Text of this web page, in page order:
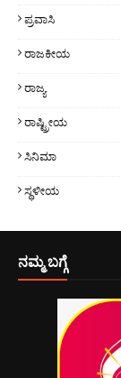
ಪ್ರವಾಸಿ
ರಾಜಕೀಯ
ರಾಜ್ಯ
ರಾಷ್ಟ್ರೀಯ
ಸಿನಿಮಾ
ಸ್ಥಳೀಯ
ನಮ್ಮ ಬಗ್ಗೆ